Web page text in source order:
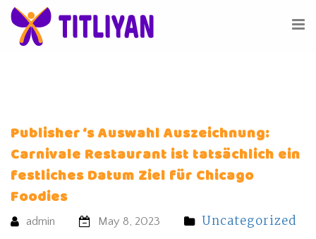
Publisher ‘s Auswahl Auszeichnung:
Carnivale Restaurant ist tatsächlich ein
festliches Datum Ziel für Chicago
Foodies
admin May 8, 2023 Uncategorized